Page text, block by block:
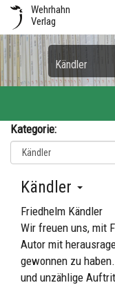
Wehrhahn
Verlag
Kändler
Kategorie:
Kändler
Friedhelm Kändler
Wir freuen uns, mit
Autor mit
gewonnen zu
und unzählige